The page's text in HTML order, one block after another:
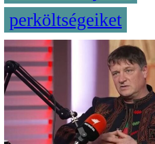
perköltségeiket